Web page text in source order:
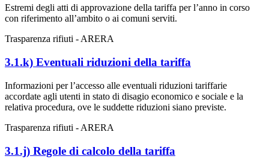
Estremi degli atti di approvazione della tariffa per l’anno in corso
con riferimento all’ambito o ai comuni serviti.
Trasparenza rifiuti - ARERA
3.1.k) Eventuali riduzioni della tariffa
Informazioni per l’accesso alle eventuali riduzioni tariffarie
accordate agli utenti in stato di disagio economico e sociale e la
relativa procedura, ove le suddette riduzioni siano previste.
Trasparenza rifiuti - ARERA
3.1.j) Regole di calcolo della tariffa